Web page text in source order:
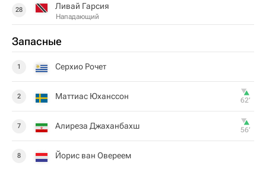
28 Ливай Гарсия
Нападающий
Запасные
1 Серхио Рочет
2 Маттиас Юханссон 62‎’‎
7 Алиреза Джаханбахш 56‎’‎
8 Йорис ван Овереем